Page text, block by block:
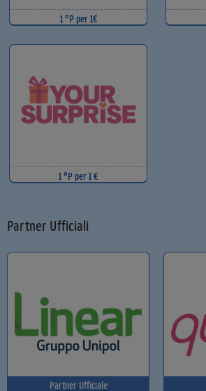
1 °P per 1€
1 °P per 1 €
Partner Ufficiali
Partner Ufficiale